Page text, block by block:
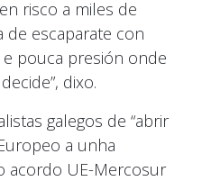
risco a miles de
de escaparate con
e pouca presión onde
dixo.
galegos de “abrir
a unha
acordo UE-Mercosur